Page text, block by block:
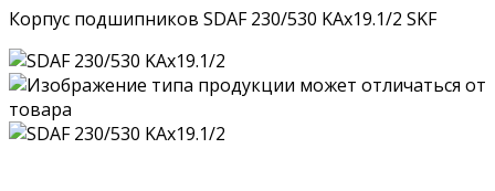
Корпус подшипников SDAF 230/530 KAx19.1/2 SKF